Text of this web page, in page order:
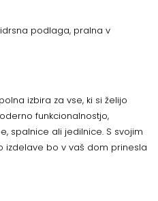
podlaga, pralna v
izbira za vse, ki si želijo
funkcionalnostjo,
spalnice ali jedilnice. S svojim
izdelave bo v vaš dom prinesla